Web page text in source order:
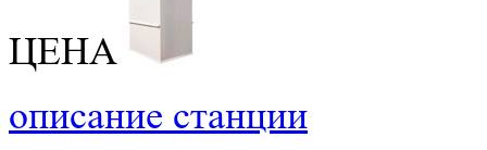
ЦЕНА
описание станции